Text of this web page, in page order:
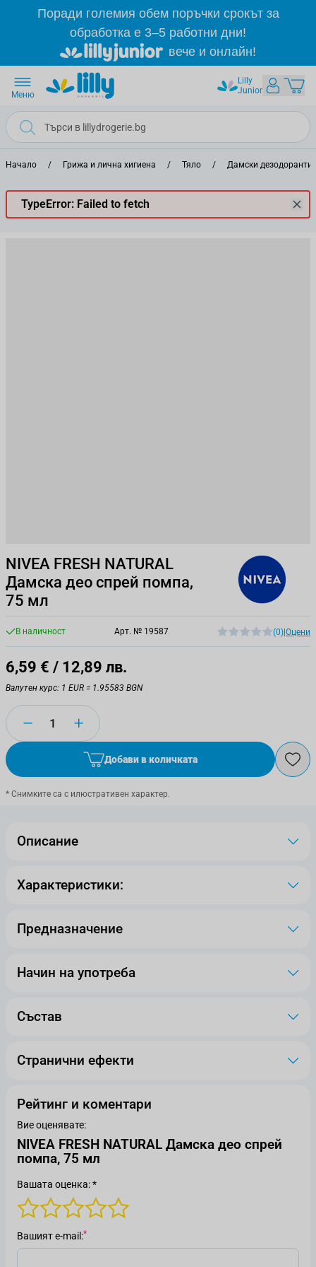
Прескачане към съдържанието
Поради големия обем поръчки срокът за
обработка е 3–5 работни дни!
вече и онлайн!
Lilly
Junior
Меню
Начало / Грижа и лична хигиена / Тяло / Дамски дезодоранти
TypeError: Failed to fetch
NIVEA FRESH NATURAL
Дамска део спрей помпа,
75 мл
В наличност Арт. № 19587 (0) Оцени
6,59 € / 12,89 лв.
Валутен курс: 1 EUR = 1.95583 BGN
Количество
Добави в количката
* Снимките са с илюстративен характер.
Описание
Характеристики:
Предназначение
Начин на употреба
Състав
Странични ефекти
Рейтинг и коментари
Вие оценявате:
NIVEA FRESH NATURAL Дамска део спрей
помпа, 75 мл
Вашата оценка: *
Вашият е-mail